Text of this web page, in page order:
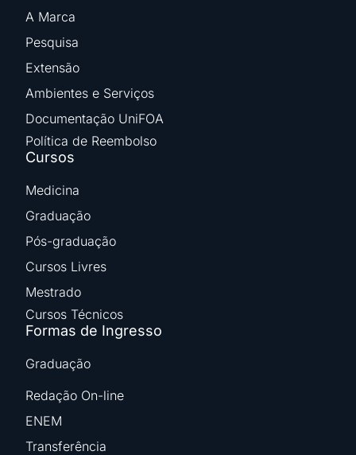
A Marca
Pesquisa
Extensão
Ambientes e Serviços
Documentação UniFOA
Política de Reembolso
Cursos
Medicina
Graduação
Pós-graduação
Cursos Livres
Mestrado
Cursos Técnicos
Formas de Ingresso
Graduação
Redação On-line
ENEM
Transferência